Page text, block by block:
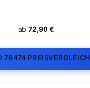
ab 72,90 €
76474 PREISVERGLEICH